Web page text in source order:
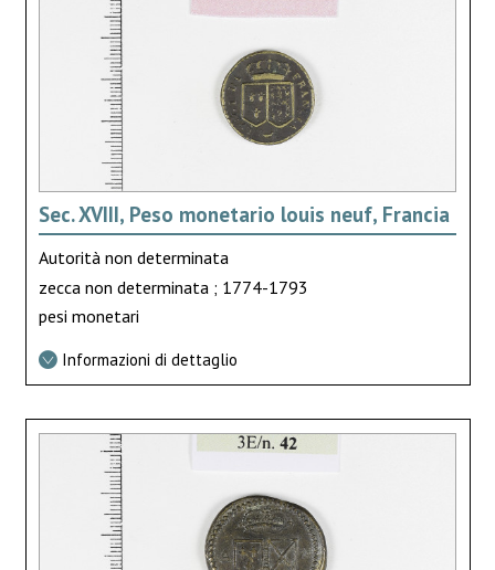
Sec. XVIII, Peso monetario louis neuf, Francia
Autorità non determinata
zecca non determinata ; 1774-1793
pesi monetari
Informazioni di dettaglio